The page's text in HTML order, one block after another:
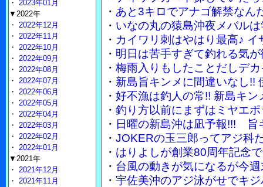
・ あと3キロでアナゴ解禁なん
・ いなの丸の猿島沖夜メバル
・ カイワリ刺はやはり最高♪
・ 明日は苦手すぎて釣れる気
・ 梅雨入りもしたことだしデ
・ 新島旨キンメに間違いなし!!
・ 好不漁は釣人の常!! 新島キ
・ 釣り方以前にまずはミヤエ
・ 日曜の新島沖は凪予報!!! 旨
・ JOKERの玉三郎ってアジ科
・ はりよしが創業80周年記念
・ 台風の動きが気になるが今
・ 宇佐美沖のアジ泳がせでキ
・ 2023年01月
▼2022年
・ 2022年12月
・ 2022年11月
・ 2022年10月
・ 2022年09月
・ 2022年08月
・ 2022年07月
・ 2022年06月
・ 2022年05月
・ 2022年04月
・ 2022年03月
・ 2022年02月
・ 2022年01月
▼2021年
・ 2021年12月
・ 2021年11月